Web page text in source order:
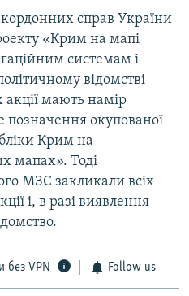
справ України
«Крим на мапі
системам і
відомстві
мають намір
позначення окупованої
Крим на
мапах». Тоді
МЗС закликали всіх
і, в разі виявлення
без VPN Follow us